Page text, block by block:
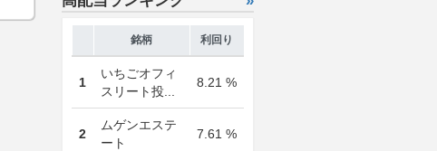
銘柄 利回り
1
いちごオフィ
スリート投...
8.21 %
2
ムゲンエステ
ート
7.61 %